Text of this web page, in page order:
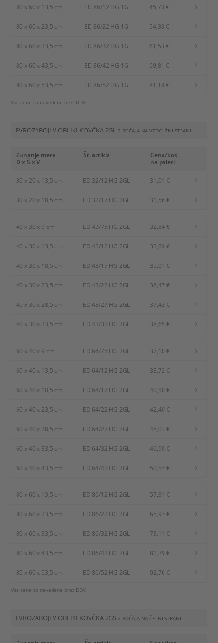
80 x 60 x 13,5 cm ED 86/12 HG 1G 45,73 €
80 x 60 x 23,5 cm ED 86/22 HG 1G 54,38 €
80 x 60 x 33,5 cm ED 86/32 HG 1G 61,53 €
80 x 60 x 43,5 cm ED 86/42 HG 1G 69,81 €
80 x 60 x 53,5 cm ED 86/52 HG 1G 81,18 €
Vse cene so navedene brez DDV.
EVROZABOJI V OBLIKI KOVČKA 2GL2 ROČAJA NA VZDOLŽNI STRANI
Zunanje mere
D x Š x V
Št. artikla
Cena/kos
na paleti
30 x 20 x 13,5 cm ED 32/12 HG 2GL 31,01 €
30 x 20 x 18,5 cm ED 32/17 HG 2GL 31,56 €
40 x 30 x 9 cm ED 43/75 HG 2GL 32,84 €
40 x 30 x 13,5 cm ED 43/12 HG 2GL 33,89 €
40 x 30 x 18,5 cm ED 43/17 HG 2GL 35,01 €
40 x 30 x 23,5 cm ED 43/22 HG 2GL 36,47 €
40 x 30 x 28,5 cm ED 43/27 HG 2GL 37,42 €
40 x 30 x 33,5 cm ED 43/32 HG 2GL 38,65 €
60 x 40 x 9 cm ED 64/75 HG 2GL 37,10 €
60 x 40 x 13,5 cm ED 64/12 HG 2GL 38,72 €
60 x 40 x 18,5 cm ED 64/17 HG 2GL 40,50 €
60 x 40 x 23,5 cm ED 64/22 HG 2GL 42,40 €
60 x 40 x 28,5 cm ED 64/27 HG 2GL 45,01 €
60 x 40 x 33,5 cm ED 64/32 HG 2GL 46,90 €
60 x 40 x 43,5 cm ED 64/42 HG 2GL 50,57 €
80 x 60 x 13,5 cm ED 86/12 HG 2GL 57,31 €
80 x 60 x 23,5 cm ED 86/22 HG 2GL 65,97 €
80 x 60 x 33,5 cm ED 86/32 HG 2GL 73,11 €
80 x 60 x 43,5 cm ED 86/42 HG 2GL 81,39 €
80 x 60 x 53,5 cm ED 86/52 HG 2GL 92,76 €
Vse cene so navedene brez DDV.
EVROZABOJI V OBLIKI KOVČKA 2GS2 ROČAJA NA ČELNI STRANI